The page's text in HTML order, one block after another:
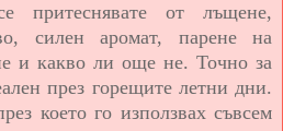
притеснявате от лъщене,
силен аромат, парене на
и какво ли още не. Точно за
през горещите летни дни.
което го използвах съвсем